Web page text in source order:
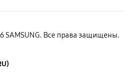
SAMSUNG. Все права защищены.